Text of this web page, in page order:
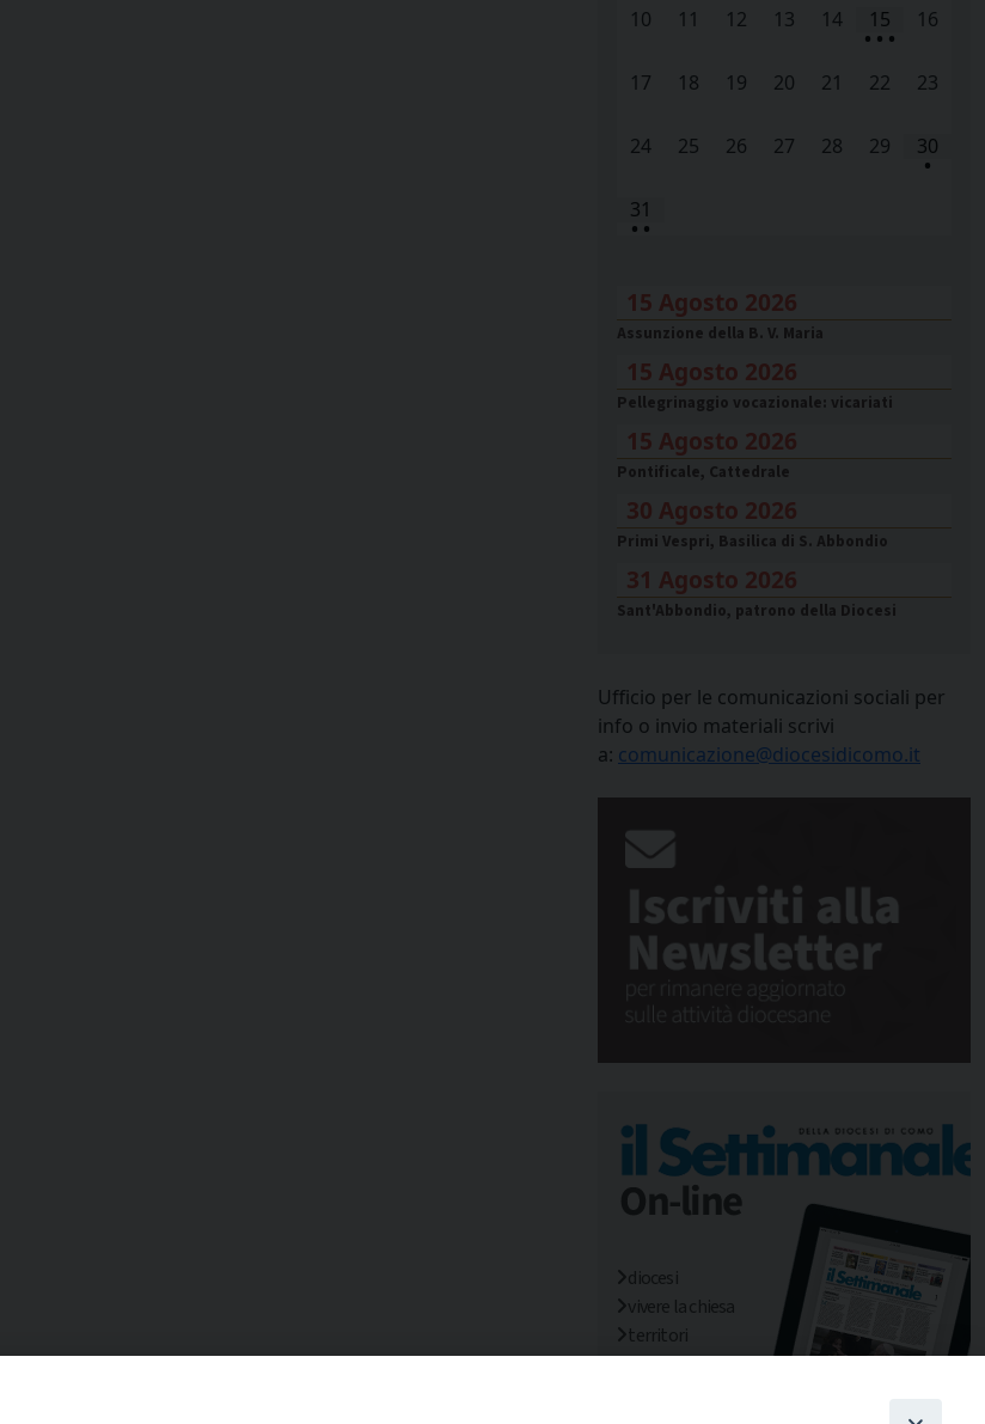
10 11 12 13 14 15
• • •
16
17 18 19 20 21 22 23
24 25 26 27 28 29 30
•
31
• •
15 Agosto 2026
Assunzione della B. V. Maria
15 Agosto 2026
Pellegrinaggio vocazionale: vicariati
15 Agosto 2026
Pontificale, Cattedrale
30 Agosto 2026
Primi Vespri, Basilica di S. Abbondio
31 Agosto 2026
Sant'Abbondio, patrono della Diocesi
Ufficio per le comunicazioni sociali per
info o invio materiali scrivi
a: comunicazione@diocesidicomo.it
diocesi
vivere la chiesa
territori
mondo/missioni